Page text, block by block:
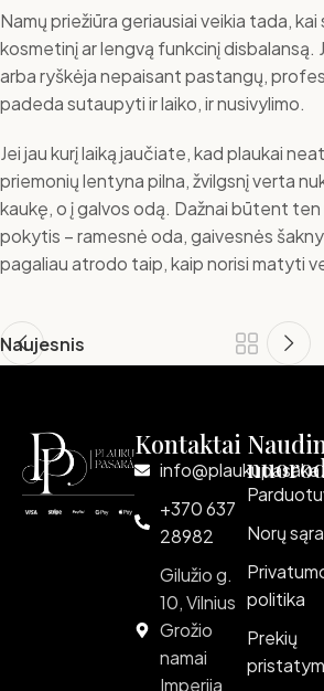
Namų priežiūra geriausiai veikia tada,
kosmetinį ar lengvą funkcinį disbalansą.
arba ryškėja nepaisant pastangų,
padeda sutaupyti ir laiko, ir nusivylimo.
Jei jau kurį laiką jaučiate, kad plaukai
priemonių lentyna pilna, žvilgsnį verta
kaukę, o į galvos odą. Dažnai būtent
pokytis – ramesnė oda, gaivesnės
pagaliau atrodo taip, kaip norisi matyti
Naujesnis
Kontaktai
+370 637
28982
Gilužio g.
10, Vilnius
Grožio
namai
Imperija
Norų
politika
Prekių